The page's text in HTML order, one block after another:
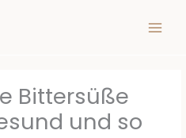
Bittersüße
und so